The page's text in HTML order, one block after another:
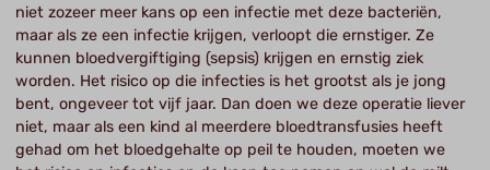
niet zozeer meer kans op een infectie met deze bacteriën,
maar als ze een infectie krijgen, verloopt die ernstiger. Ze
kunnen bloedvergiftiging (sepsis) krijgen en ernstig ziek
worden. Het risico op die infecties is het grootst als je jong
bent, ongeveer tot vijf jaar. Dan doen we deze operatie liever
niet, maar als een kind al meerdere bloedtransfusies heeft
gehad om het bloedgehalte op peil te houden, moeten we